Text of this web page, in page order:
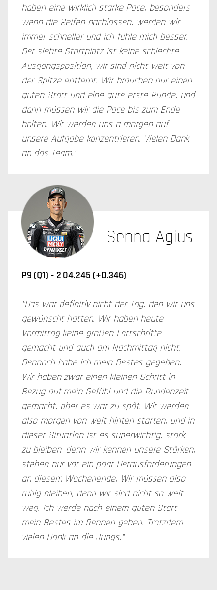
haben eine wirklich starke Pace, besonders
wenn die Reifen nachlassen, werden wir
immer schneller und ich fühle mich besser.
Der siebte Startplatz ist keine schlechte
Ausgangsposition, wir sind nicht weit von
der Spitze entfernt. Wir brauchen nur einen
guten Start und eine gute erste Runde, und
dann müssen wir die Pace bis zum Ende
halten. Wir werden uns a morgen auf
unsere Aufgabe konzentrieren. Vielen Dank
an das Team."
Senna Agius
P9 (Q1) - 2'04.245 (+0.346)
"Das war definitiv nicht der Tag, den wir uns
gewünscht hatten. Wir haben heute
Vormittag keine großen Fortschritte
gemacht und auch am Nachmittag nicht.
Dennoch habe ich mein Bestes gegeben.
Wir haben zwar einen kleinen Schritt in
Bezug auf mein Gefühl und die Rundenzeit
gemacht, aber es war zu spät. Wir werden
also morgen von weit hinten starten, und in
dieser Situation ist es superwichtig, stark
zu bleiben, denn wir kennen unsere Stärken,
stehen nur vor ein paar Herausforderungen
an diesem Wochenende. Wir müssen also
ruhig bleiben, denn wir sind nicht so weit
weg. Ich werde nach einem guten Start
mein Bestes im Rennen geben. Trotzdem
vielen Dank an die Jungs."